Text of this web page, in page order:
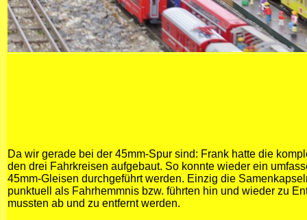
Da wir gerade bei der 45mm-Spur sind: Frank hatte die
den drei Fahrkreisen aufgebaut. So konnte wieder ein
45mm-Gleisen durchgeführt werden. Einzig die
punktuell als Fahrhemmnis bzw. führten hin und wieder zu
mussten ab und zu entfernt werden.